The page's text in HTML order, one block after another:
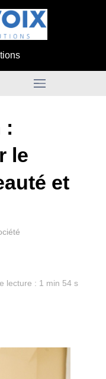
:
le
et
lecture : 1 min 54 s